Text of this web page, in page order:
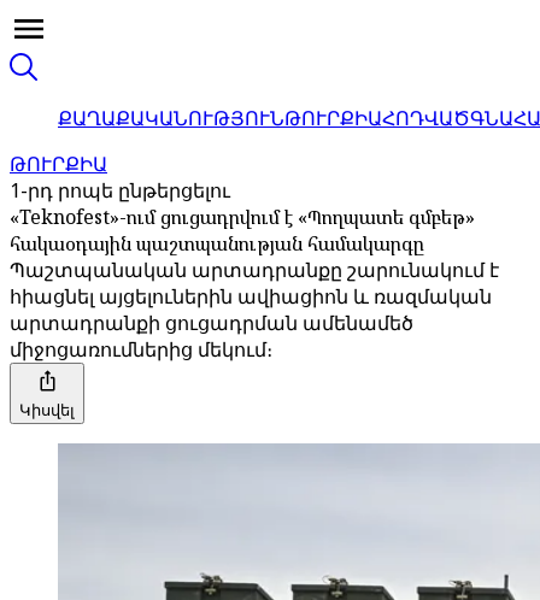
ՔԱՂԱՔԱԿԱՆՈՒԹՅՈՒՆԹՈՒՐՔԻԱՀՈԴՎԱԾ
ԹՈՒՐՔԻԱ
1-րդ րոպե ընթերցելու
«Teknofest»-ում ցուցադրվում է «Պողպատե գմբեթ»
հակաօդային պաշտպանության համակարգը
Պաշտպանական արտադրանքը շարունակում է
հիացնել այցելուներին ավիացիոն և ռազմական
արտադրանքի ցուցադրման ամենամեծ
միջոցառումներից մեկում։
Կիսվել